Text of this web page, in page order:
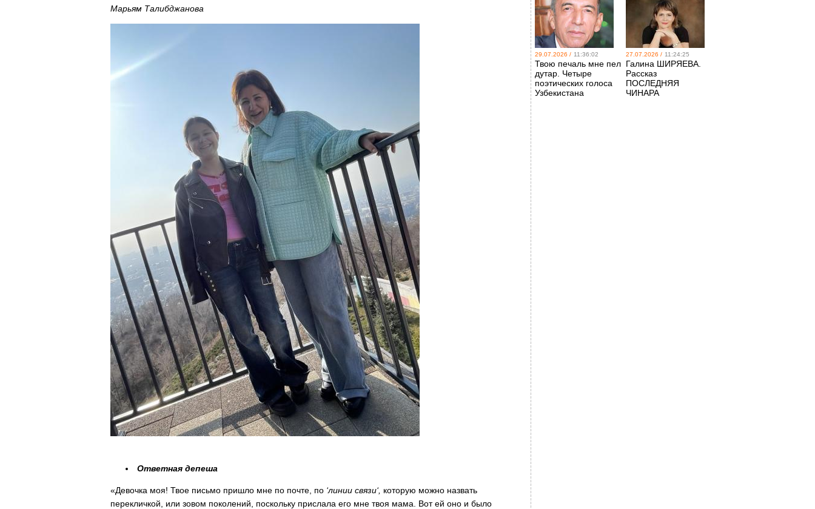
Марьям Талибджанова
Ответная депеша
«Девочка моя! Твое письмо пришло мне по почте, по ‘линии связи‘, которую можно назвать
перекличкой, или зовом поколений, поскольку прислала его мне твоя мама. Вот ей оно и было
29.07.2026 / 11:36:02
Твою печаль мне пел
дутар. Четыре
поэтических голоса
Узбекистана
27.07.2026 / 11:24:25
Галина ШИРЯЕВА.
Рассказ
ПОСЛЕДНЯЯ
ЧИНАРА